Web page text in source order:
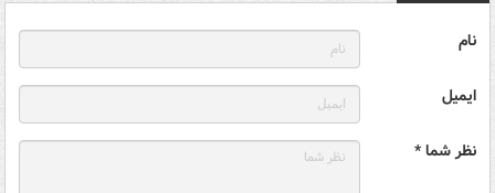
نام
ایمیل
نظر شما *